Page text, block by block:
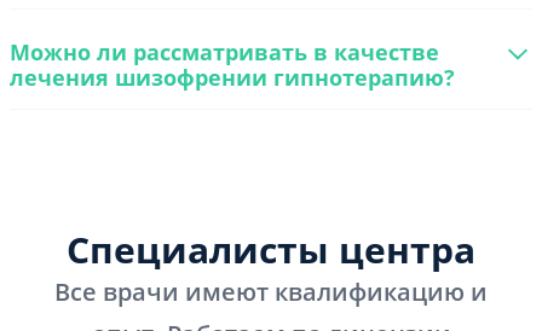
Можно ли рассматривать в качестве
лечения шизофрении гипнотерапию?
Специалисты центра
Все врачи имеют квалификацию и